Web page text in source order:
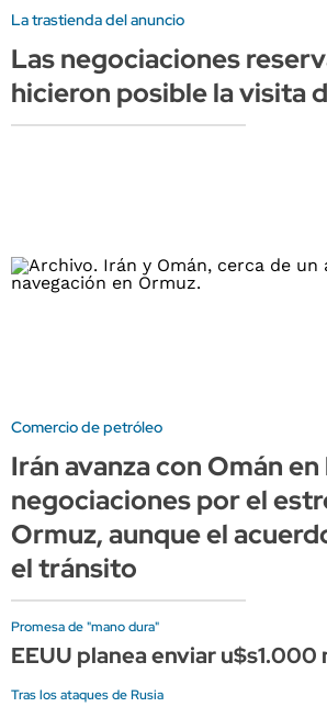
La trastienda del anuncio
Las negociaciones
hicieron posible la visita
Comercio de petróleo
Irán avanza con Omán en
negociaciones por el
Ormuz, aunque el
el tránsito
Promesa de "mano dura"
EEUU planea enviar
Tras los ataques de Rusia